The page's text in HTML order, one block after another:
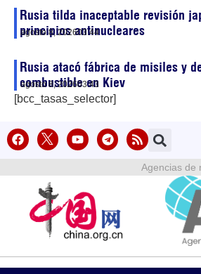
Rusia tilda inaceptable revisión
principios antinucleares
agosto 8, 202603:44
Rusia atacó fábrica de misiles y
combustible en Kiev
agosto 8, 202603:43
[bcc_tasas_selector]
Agencias de